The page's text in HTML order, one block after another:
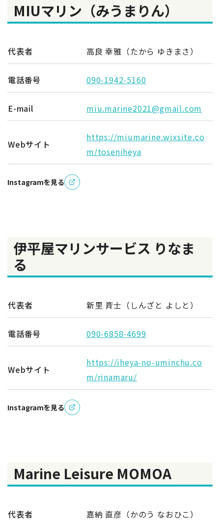
MIUマリン（みうまりん）
代表者 高良 幸雅（たから ゆきまさ）
電話番号 090-1942-5160
E-mail miu.marine2021@gmail.com
Webサイト
https://miumarine.wixsite.co
m/toseniheya
Instagramを見る
伊平屋マリンサービス りなま
る
代表者 新里 斉士（しんざと よしと）
電話番号 090-6858-4699
Webサイト
https://iheya-no-uminchu.co
m/rinamaru/
Instagramを見る
Marine Leisure MOMOA
代表者 嘉納 直彦（かのう なおひこ）